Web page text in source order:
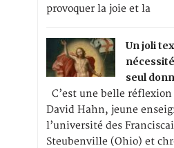
provoquer la joie et la
Un joli
seul
C’est une belle réflexion
David Hahn, jeune
l’université des
Steubenville (Ohio) et